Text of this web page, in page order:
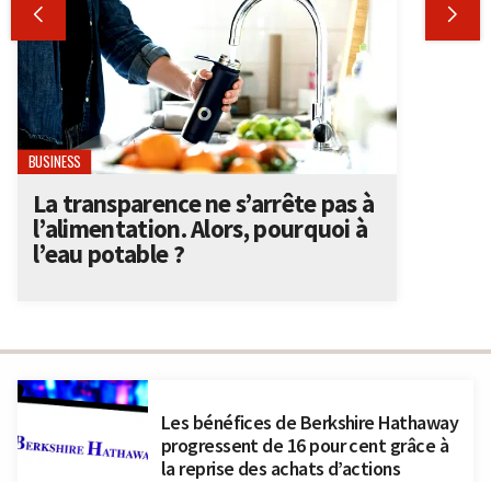
Les bénéfices de Berkshire Hathaway
progressent de 16 pour cent grâce à
la reprise des achats d’actions
 
BUSINESS
La transparence ne s’arrête pas à
l’alimentation. Alors, pourquoi à
l’eau potable ?